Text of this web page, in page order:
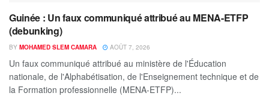
Guinée : Un faux communiqué attribué au MENA-ETFP
(debunking)
BY MOHAMED SLEM CAMARA AOÛT 7, 2026
Un faux communiqué attribué au ministère de l'Éducation
nationale, de l'Alphabétisation, de l'Enseignement technique et de
la Formation professionnelle (MENA-ETFP)...